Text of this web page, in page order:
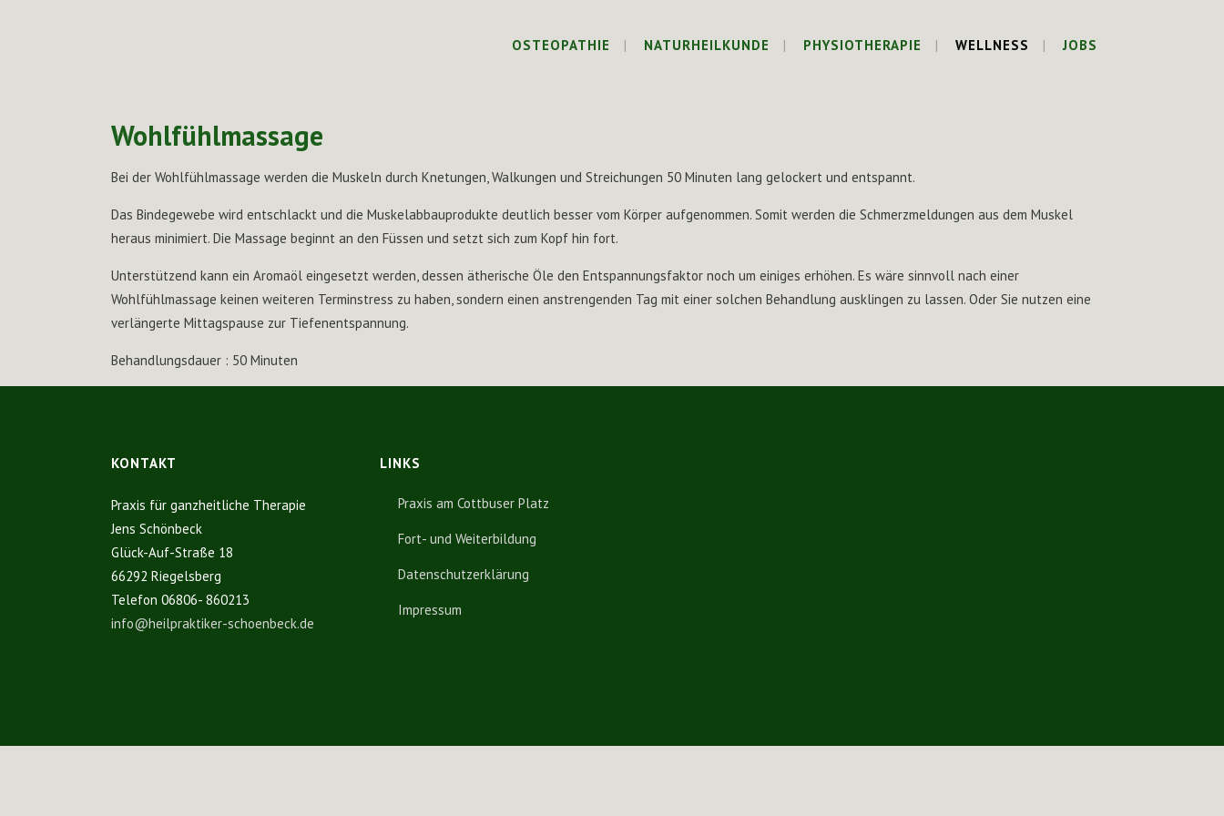
OSTEOPATHIE NATURHEILKUNDE PHYSIOTHERAPIE WELLNESS JOBS
Wohlfühlmassage
Bei der Wohlfühlmassage werden die Muskeln durch Knetungen, Walkungen und Streichungen 50 Minuten lang gelockert und entspannt.
Das Bindegewebe wird entschlackt und die Muskelabbauprodukte deutlich besser vom Körper aufgenommen. Somit werden die Schmerzmeldungen aus dem Muskel
heraus minimiert. Die Massage beginnt an den Füssen und setzt sich zum Kopf hin fort.
Unterstützend kann ein Aromaöl eingesetzt werden, dessen ätherische Öle den Entspannungsfaktor noch um einiges erhöhen. Es wäre sinnvoll nach einer
Wohlfühlmassage keinen weiteren Terminstress zu haben, sondern einen anstrengenden Tag mit einer solchen Behandlung ausklingen zu lassen. Oder Sie nutzen eine
verlängerte Mittagspause zur Tiefenentspannung.
Behandlungsdauer : 50 Minuten
KONTAKT
Praxis für ganzheitliche Therapie
Jens Schönbeck
Glück-Auf-Straße 18
66292 Riegelsberg
Telefon 06806- 860213
info@heilpraktiker-schoenbeck.de
LINKS
Praxis am Cottbuser Platz
Fort- und Weiterbildung
Datenschutzerklärung
Impressum